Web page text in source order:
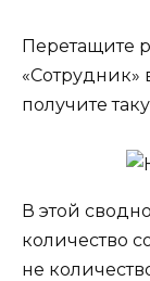
Перетащите
«Сотрудник»
получите
В этой
количество
не